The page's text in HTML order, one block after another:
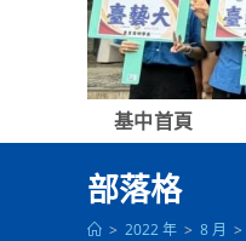
基中首頁
部落格
> 2022 年 > 8 月 >